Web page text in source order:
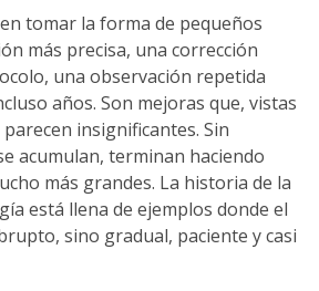
tomar la forma de pequeños
más precisa, una corrección
una observación repetida
años. Son mejoras que, vistas
insignificantes. Sin
acumulan, terminan haciendo
más grandes. La historia de la
está llena de ejemplos donde el
sino gradual, paciente y casi